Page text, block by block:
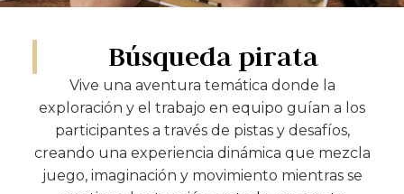
Búsqueda pirata
Vive una aventura temática donde la
exploración y el trabajo en equipo guían a los
participantes a través de pistas y desafíos,
creando una experiencia dinámica que mezcla
juego, imaginación y movimiento mientras se